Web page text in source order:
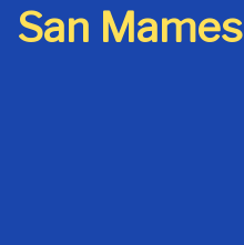
San Mames